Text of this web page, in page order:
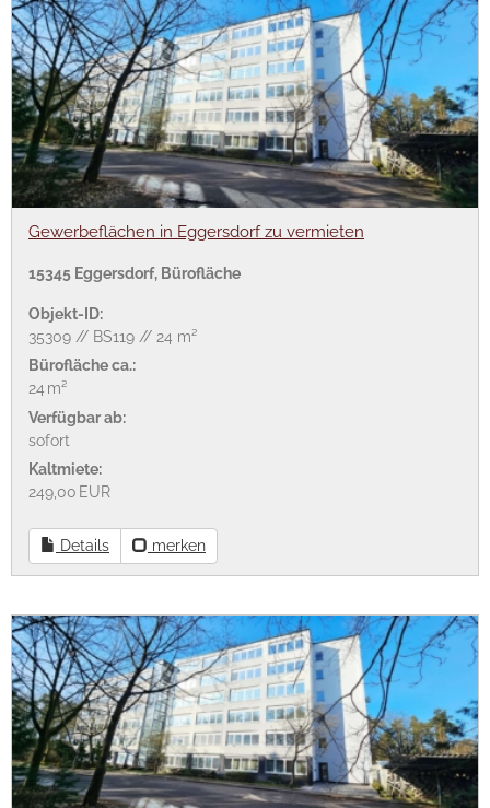
Gewerbeflächen in Eggersdorf zu vermieten
15345 Eggersdorf, Bürofläche
Objekt-ID:
35309 // BS119 // 24 m²
Bürofläche ca.:
24 m²
Verfügbar ab:
sofort
Kaltmiete:
249,00 EUR
Details merken